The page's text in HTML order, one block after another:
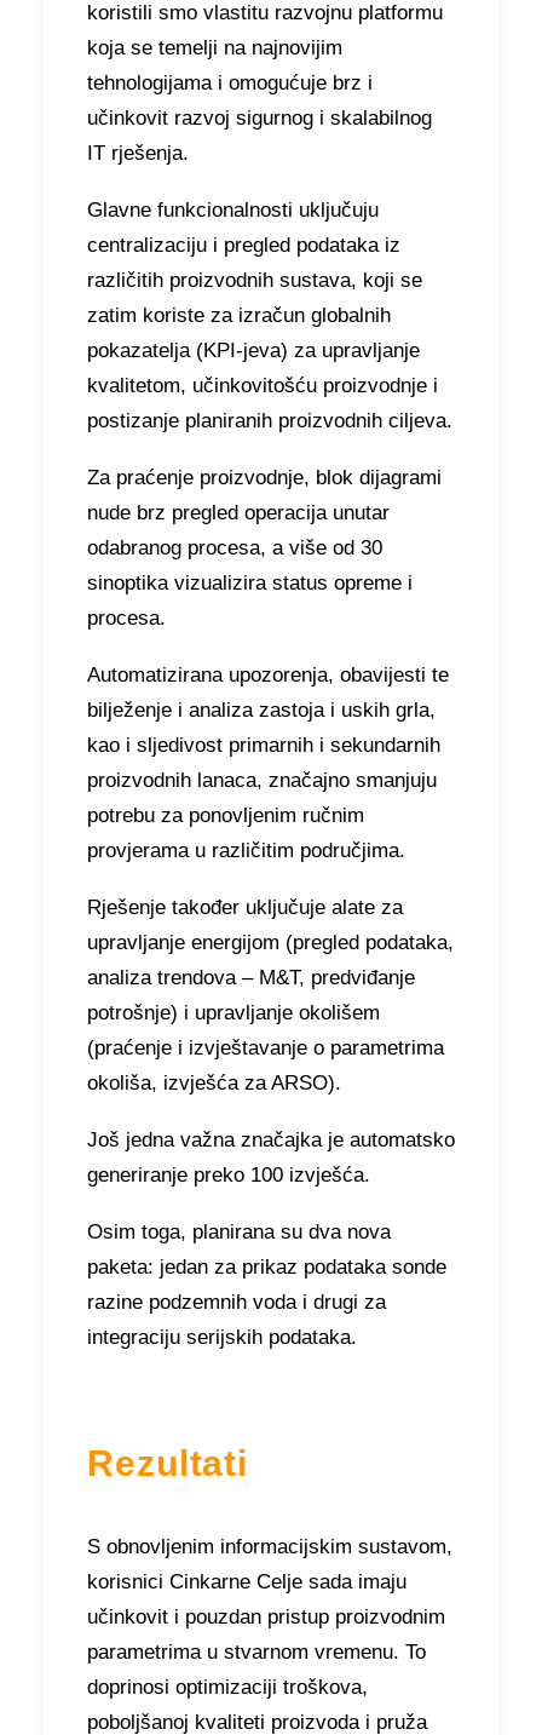
koristili smo vlastitu razvojnu platformu
koja se temelji na najnovijim
tehnologijama i omogućuje brz i
učinkovit razvoj sigurnog i skalabilnog
IT rješenja.
Glavne funkcionalnosti uključuju
centralizaciju i pregled podataka iz
različitih proizvodnih sustava, koji se
zatim koriste za izračun globalnih
pokazatelja (KPI-jeva) za upravljanje
kvalitetom, učinkovitošću proizvodnje i
postizanje planiranih proizvodnih ciljeva.
Za praćenje proizvodnje, blok dijagrami
nude brz pregled operacija unutar
odabranog procesa, a više od 30
sinoptika vizualizira status opreme i
procesa.
Automatizirana upozorenja, obavijesti te
bilježenje i analiza zastoja i uskih grla,
kao i sljedivost primarnih i sekundarnih
proizvodnih lanaca, značajno smanjuju
potrebu za ponovljenim ručnim
provjerama u različitim područjima.
Rješenje također uključuje alate za
upravljanje energijom (pregled podataka,
analiza trendova – M&T, predviđanje
potrošnje) i upravljanje okolišem
(praćenje i izvještavanje o parametrima
okoliša, izvješća za ARSO).
Još jedna važna značajka je automatsko
generiranje preko 100 izvješća.
Osim toga, planirana su dva nova
paketa: jedan za prikaz podataka sonde
razine podzemnih voda i drugi za
integraciju serijskih podataka.
Rezultati
S obnovljenim informacijskim sustavom,
korisnici Cinkarne Celje sada imaju
učinkovit i pouzdan pristup proizvodnim
parametrima u stvarnom vremenu. To
doprinosi optimizaciji troškova,
poboljšanoj kvaliteti proizvoda i pruža